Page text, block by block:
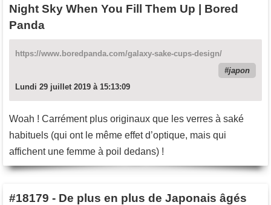
Night Sky When You Fill Them Up | Bored
Panda
https://www.boredpanda.com/galaxy-sake-cups-design/
japon
Lundi 29 juillet 2019 à 15:13:09
Woah ! Carrément plus originaux que les verres à saké
habituels (qui ont le même effet d’optique, mais qui
affichent une femme à poil dedans) !
#18179 - De plus en plus de Japonais âgés